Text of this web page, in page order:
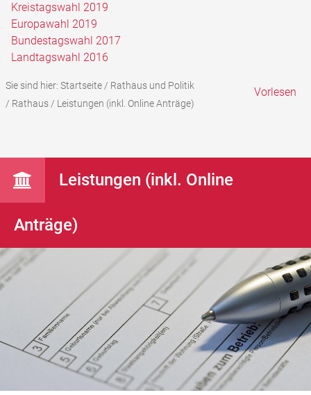
Kreistagswahl 2019
Europawahl 2019
Bundestagswahl 2017
Landtagswahl 2016
Sie sind hier: Startseite/ Rathaus und Politik
/ Rathaus/ Leistungen (inkl. Online Anträge)
Vorlesen
Leistungen (inkl. Online
Anträge)